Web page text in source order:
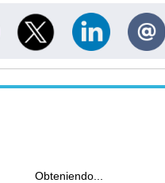
Obteniendo...